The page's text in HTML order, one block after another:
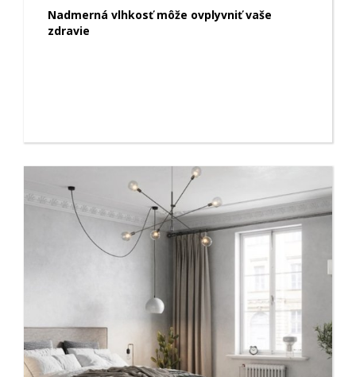
Nadmerná vlhkosť môže ovplyvniť vaše
zdravie